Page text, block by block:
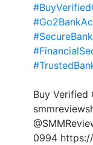
Buy
0994